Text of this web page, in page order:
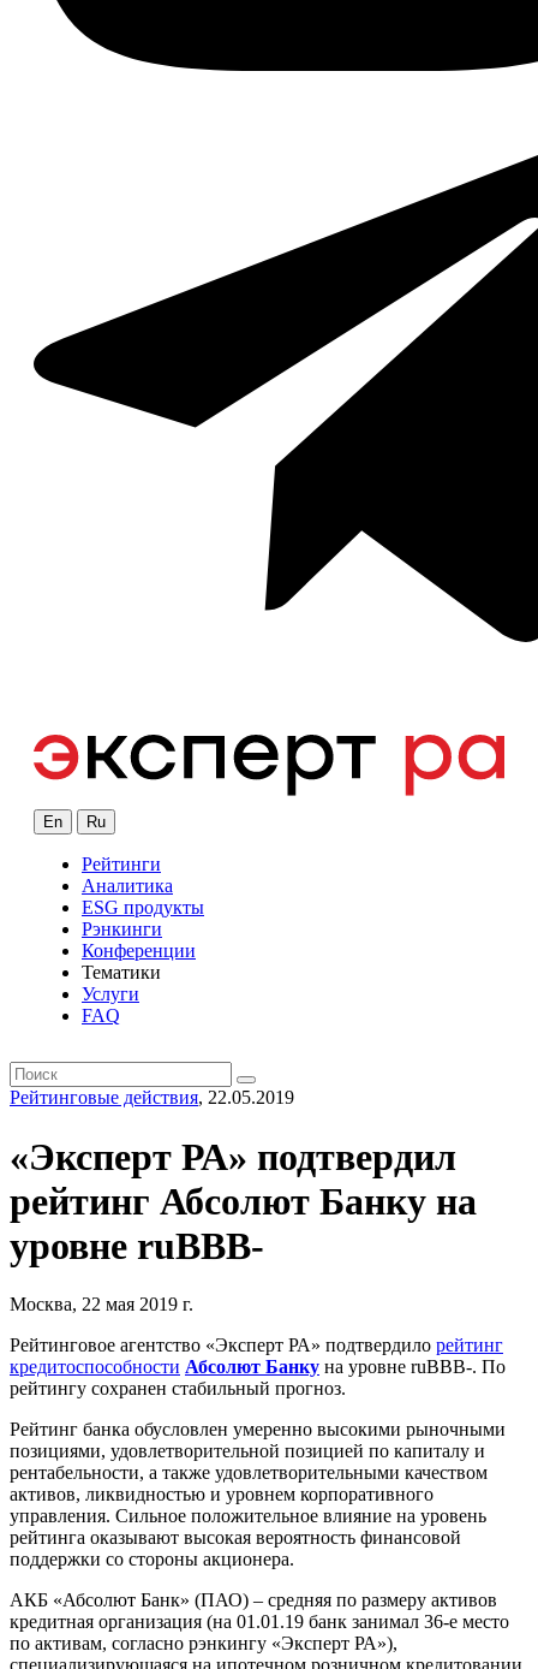
En Ru
Рейтинги
Аналитика
ESG продукты
Рэнкинги
Конференции
Тематики
Услуги
FAQ
Рейтинговые действия, 22.05.2019
«Эксперт РА» подтвердил
рейтинг Абсолют Банку на
уровне ruBBB-
Москва, 22 мая 2019 г.
Рейтинговое агентство «Эксперт РА» подтвердило рейтинг
кредитоспособности Абсолют Банку на уровне ruВВВ-. По
рейтингу сохранен стабильный прогноз.
Рейтинг банка обусловлен умеренно высокими рыночными
позициями, удовлетворительной позицией по капиталу и
рентабельности, а также удовлетворительными качеством
активов, ликвидностью и уровнем корпоративного
управления. Сильное положительное влияние на уровень
рейтинга оказывают высокая вероятность финансовой
поддержки со стороны акционера.
АКБ «Абсолют Банк» (ПАО) – средняя по размеру активов
кредитная организация (на 01.01.19 банк занимал 36-е место
по активам, согласно рэнкингу «Эксперт РА»),